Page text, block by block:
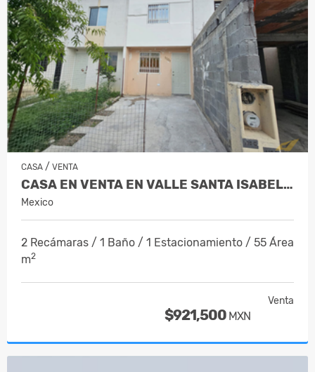
CASA / VENTA
CASA EN VENTA EN VALLE SANTA ISABEL JUA…
Mexico
2 Recámaras / 1 Baño / 1 Estacionamiento / 55 Área
m2
Venta
$921,500 MXN